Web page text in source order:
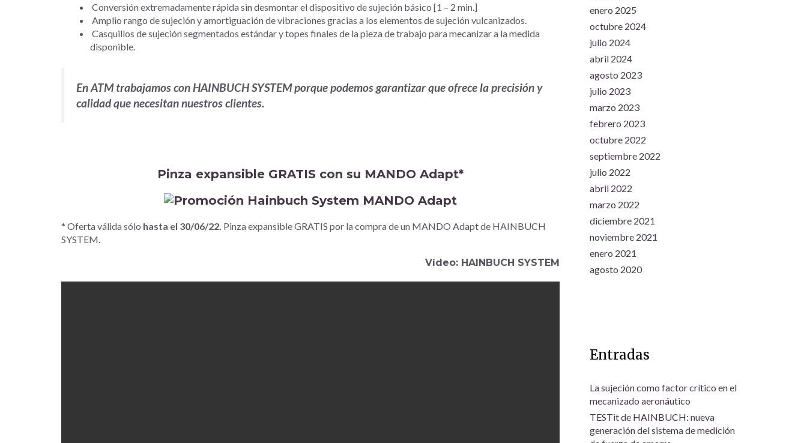
Conversión extremadamente rápida sin desmontar el dispositivo de sujeción básico [1 – 2 min.]
Amplio rango de sujeción y amortiguación de vibraciones gracias a los elementos de sujeción vulcanizados.
Casquillos de sujeción segmentados estándar y topes finales de la pieza de trabajo para mecanizar a la medida
disponible.
En ATM trabajamos con HAINBUCH SYSTEM porque podemos garantizar que ofrece la precisión y
calidad que necesitan nuestros clientes.
Pinza expansible GRATIS con su MANDO Adapt*
* Oferta válida sólo hasta el 30/06/22. Pinza expansible GRATIS por la compra de un MANDO Adapt de HAINBUCH
SYSTEM.
Vídeo: HAINBUCH SYSTEM
enero 2025
octubre 2024
julio 2024
abril 2024
agosto 2023
julio 2023
marzo 2023
febrero 2023
octubre 2022
septiembre 2022
julio 2022
abril 2022
marzo 2022
diciembre 2021
noviembre 2021
enero 2021
agosto 2020
Entradas
La sujeción como factor crítico en el
mecanizado aeronáutico
TESTit de HAINBUCH: nueva
generación del sistema de medición